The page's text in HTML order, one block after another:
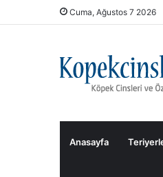
Cuma, Ağustos 7 2026
Anasayfa